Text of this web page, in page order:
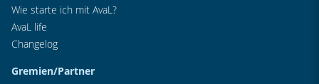
Wie starte ich mit AvaL?
AvaL life
Changelog
Gremien/Partner